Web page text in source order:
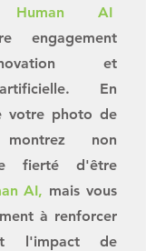
Human AI
engagement
et
En
votre photo de
non
fierté d'être
AI, mais vous
à renforcer
l'impact de